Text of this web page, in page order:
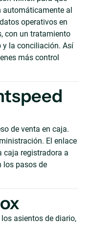
automáticamente al
operativos en
con un tratamiento
y la conciliación. Así
más control
de venta en caja.
El enlace
caja registradora a
los pasos de
asientos de diario,